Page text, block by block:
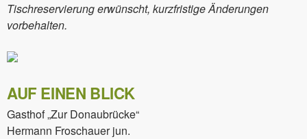
Tischreservierung erwünscht, kurzfristige Änderungen
vorbehalten.
AUF EINEN BLICK
Gasthof „Zur Donaubrücke“
Hermann Froschauer jun.